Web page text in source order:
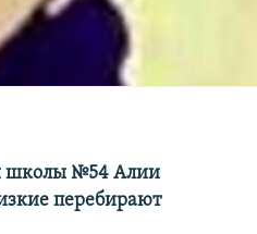
школы №54 Алии
перебирают